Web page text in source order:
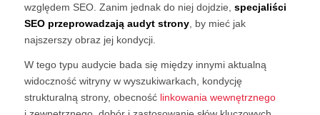
względem SEO. Zanim jednak do niej dojdzie, specjaliści
SEOprzeprowadzają audyt strony, by mieć jak
najszerszy obraz jej kondycji.
W tego typu audycie bada się między innymi aktualną
widoczność witryny w wyszukiwarkach, kondycję
strukturalną strony, obecność linkowania wewnętrznego